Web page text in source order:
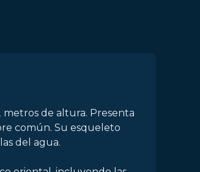
metros de altura. Presenta
común. Su esqueleto
del agua.